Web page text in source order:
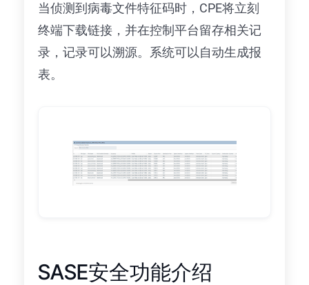
当侦测到病毒文件特征码时，CPE将立刻
终端下载链接，并在控制平台留存相关记
录，记录可以溯源。系统可以自动生成报
表。
SASE安全功能介绍